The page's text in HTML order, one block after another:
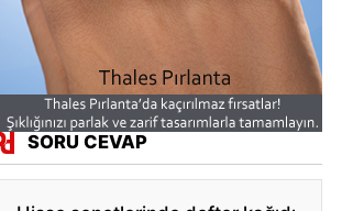
SORU CEVAP